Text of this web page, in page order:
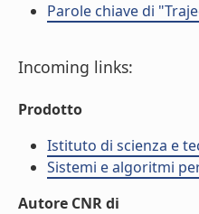
Parole chiave di
Incoming links:
Prodotto
Istituto di scienza e
Sistemi e algoritmi
Autore CNR di